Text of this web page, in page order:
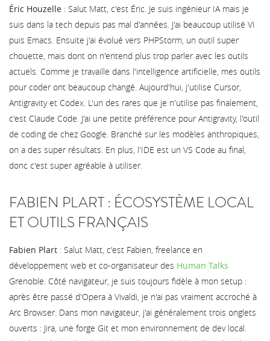
Éric Houzelle : Salut Matt, c'est Éric. Je suis ingénieur IA mais je
suis dans la tech depuis pas mal d'années. J'ai beaucoup utilisé VI
puis Emacs. Ensuite j'ai évolué vers PHPStorm, un outil super
chouette, mais dont on n'entend plus trop parler avec les outils
actuels. Comme je travaille dans l'intelligence artificielle, mes outils
pour coder ont beaucoup changé. Aujourd'hui, j'utilise Cursor,
Antigravity et Codex. L'un des rares que je n'utilise pas finalement,
c'est Claude Code. J'ai une petite préférence pour Antigravity, l'outil
de coding de chez Google. Branché sur les modèles anthropiques,
on a des super résultats. En plus, l'IDE est un VS Code au final,
donc c'est super agréable à utiliser.
FABIEN PLART : ÉCOSYSTÈME LOCAL
ET OUTILS FRANÇAIS
Fabien Plart : Salut Matt, c'est Fabien, freelance en
développement web et co-organisateur des Human Talks
Grenoble. Côté navigateur, je suis toujours fidèle à mon setup :
après être passé d'Opera à Vivaldi, je n'ai pas vraiment accroché à
Arc Browser. Dans mon navigateur, j'ai généralement trois onglets
ouverts : Jira, une forge Git et mon environnement de dev local.